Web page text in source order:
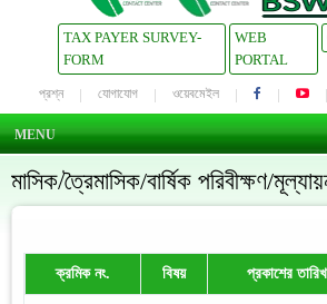
TAX PAYER SURVEY-
FORM
WEB
PORTAL
প্রশ্ন যোগাযোগ ওয়েবমেইল
MENU
মাসিক/ত্রৈমাসিক/বার্ষিক পরিবীক্ষণ/
ক্রমিক নং. বিষয় প্রকাশের তারিখ